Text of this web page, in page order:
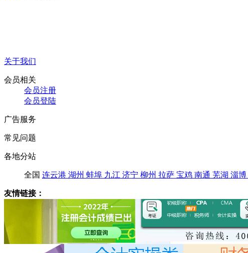
关于我们
会员相关
会员注册
会员登陆
广告服务
常见问题
各地分站
全国 连云港 湖州 蚌埠 九江 济宁 柳州 拉萨 宝鸡 南通 芜湖 淄博
友情链接：